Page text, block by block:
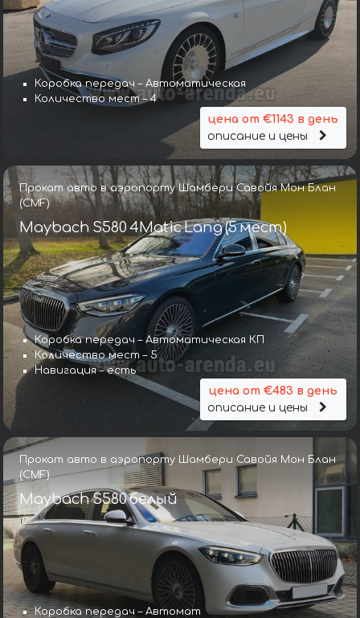
Коробка передач – Автоматическая
Количество мест – 4
цена от €1143 в день
описание и цены
Прокат авто в аэропорту Шамбери Савойя Мон Блан
(CMF)
Maybach S580 4Matic Lang (5 мест)
Коробка передач – Автоматическая КП
Количество мест – 5
Навигация – есть
цена от €483 в день
описание и цены
Прокат авто в аэропорту Шамбери Савойя Мон Блан
(CMF)
Maybach S580 белый
Коробка передач – Автомат